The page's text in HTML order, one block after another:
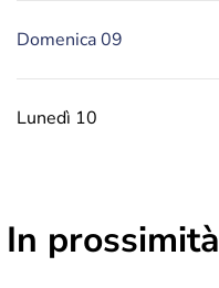
Domenica 09
Lunedì 10
In prossimità